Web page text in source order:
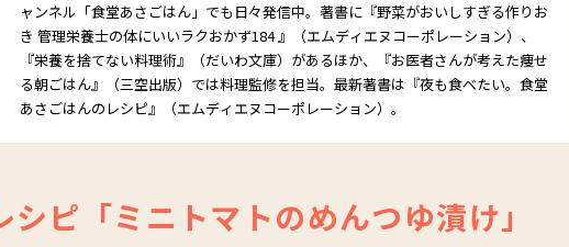
ャンネル「食堂あさごはん」でも日々発信中。著書に『野菜がおいしすぎる作りお
き 管理栄養士の体にいいラクおかず184 』（エムディエヌコーポレーション）、
『栄養を捨てない料理術』（だいわ文庫）があるほか、『お医者さんが考えた痩せ
る朝ごはん』（三空出版）では料理監修を担当。最新著書は『夜も食べたい。食堂
あさごはんのレシピ』（エムディエヌコーポレーション）。
ピ「ミニトマトのめんつゆ漬け」